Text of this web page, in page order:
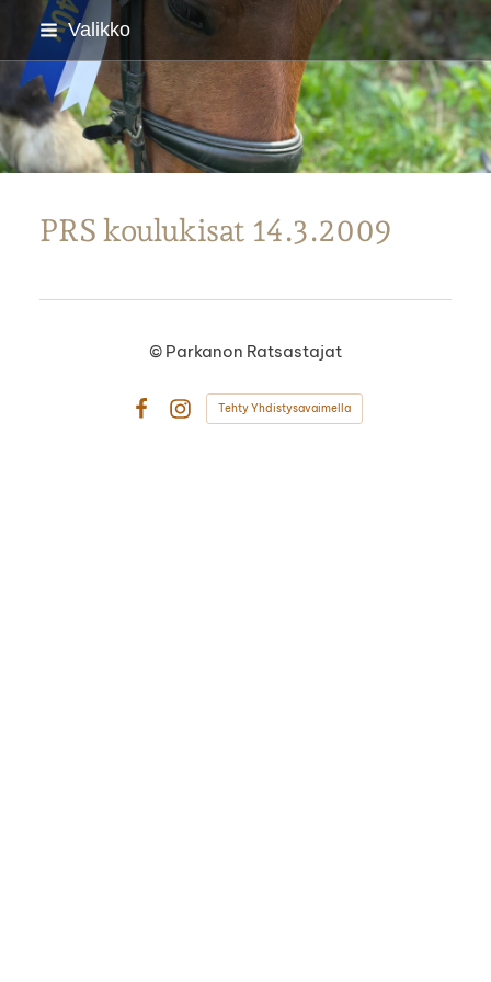
Siirry
sivun
sisältöön
Valikko
Parkanon Ratsastajat
PRS koulukisat 14.3.2009
© Parkanon Ratsastajat
Tehty Yhdistysavaimella